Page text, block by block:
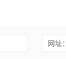
网址：